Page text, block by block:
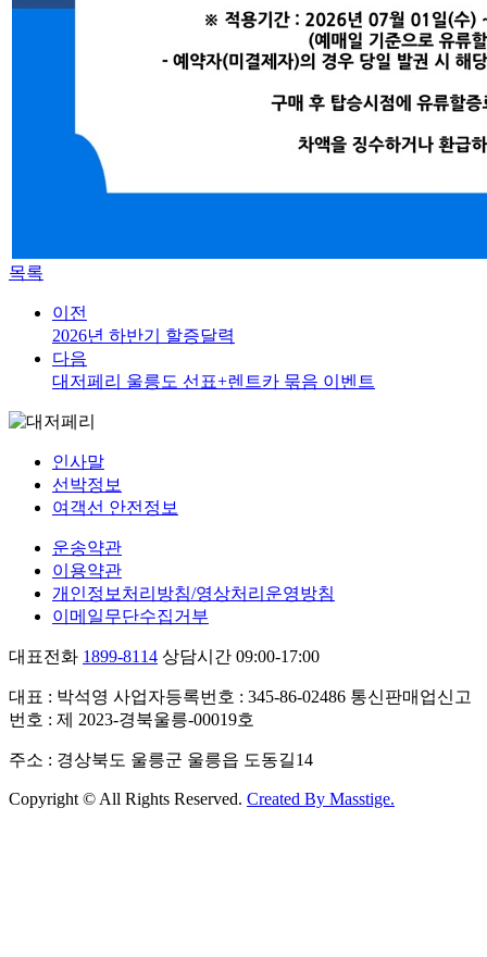
목록
이전
2026년 하반기 할증달력
다음
대저페리 울릉도 선표+렌트카 묶음 이벤트
인사말
선박정보
여객선 안전정보
운송약관
이용약관
개인정보처리방침/영상처리운영방침
이메일무단수집거부
대표전화 1899-8114 상담시간 09:00-17:00
대표 : 박석영 사업자등록번호 : 345-86-02486 통신판매업신고
번호 : 제 2023-경북울릉-00019호
주소 : 경상북도 울릉군 울릉읍 도동길14
Copyright © All Rights Reserved. Created By Masstige.